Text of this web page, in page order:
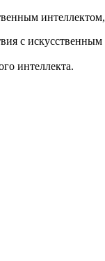
с искусственным
интеллекта.